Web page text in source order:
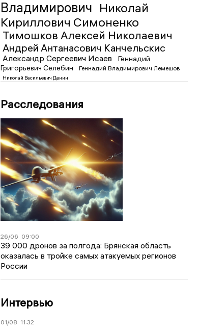
Владимирович Николай
Кириллович Симоненко
Тимошков Алексей Николаевич
Андрей Антанасович Канчельскис
Александр Сергеевич Исаев
Геннадий
Григорьевич Селебин
Геннадий Владимирович Лемешов
Николай Васильевич Денин
Расследования
26/06 09:00
39 000 дронов за полгода: Брянская область
оказалась в тройке самых атакуемых регионов
России
Интервью
01/08 11:32